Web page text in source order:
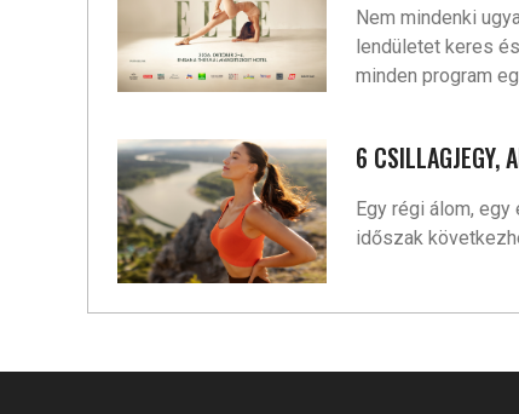
Nem mindenki
lendületet keres
minden program
6 CSILLAGJEGY,
Egy régi álom,
időszak